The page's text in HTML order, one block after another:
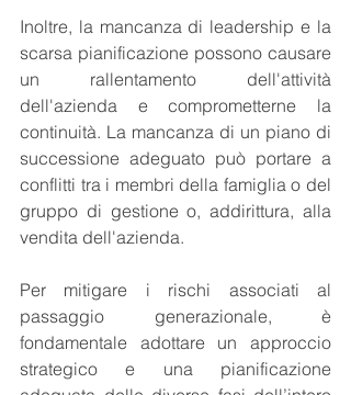
Inoltre, la mancanza di leadership e la
scarsa pianificazione possono causare
un rallentamento dell'attività
dell'azienda e comprometterne la
continuità. La mancanza di un piano di
successione adeguato può portare a
conflitti tra i membri della famiglia o del
gruppo di gestione o, addirittura, alla
vendita dell'azienda.
Per mitigare i rischi associati al
passaggio generazionale, è
fondamentale adottare un approccio
strategico e una pianificazione